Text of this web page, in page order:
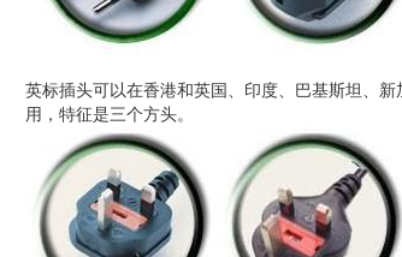
英标插头可以在香港和英国、印度、巴基斯坦、
用，特征是三个方头。